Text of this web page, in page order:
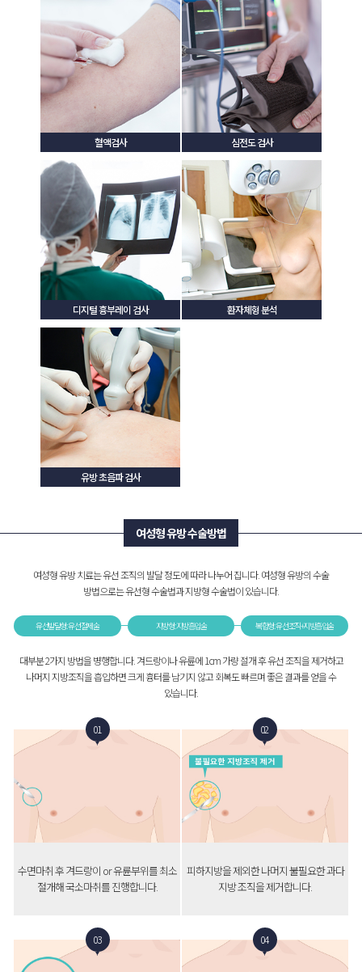
혈액검사 심전도 검사
디지털 흉부레이 검사 환자체형 분석
유방 초음파 검사
여성형 유방 수술방법
여성형 유방 치료는 유선 조직의 발달 정도에 따라 나누어 집니다. 여성형 유방의 수술
방법으로는 유선형 수술법과 지방형 수술법이 있습니다.
유선발달형 : 유선 절제술 지방형 : 지방흡입술 복합형 : 유선 조직+지방흡입술
대부분 2가지 방법을 병행합니다. 겨드랑이나 유륜에 1cm 가량 절개 후 유선 조직을 제거하고
나머지 지방조직을 흡입하면 크게 흉터를 남기지 않고 회복도 빠르며 좋은 결과를 얻을 수
있습니다.
01
수면마취 후 겨드랑이 or 유륜부위를 최소
절개해 국소마취를 진행합니다.
02
피하지방을 제외한 나머지 불필요한 과다
지방 조직을 제거합니다.
03 04